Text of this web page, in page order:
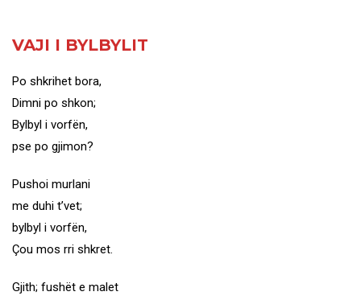
VAJI I BYLBYLIT
Po shkrihet bora,
Dimni po shkon;
Bylbyl i vorfën,
pse po gjimon?
Pushoi murlani
me duhi t’vet;
bylbyl i vorfën,
Çou mos rri shkret.
Gjith; fushët e malet